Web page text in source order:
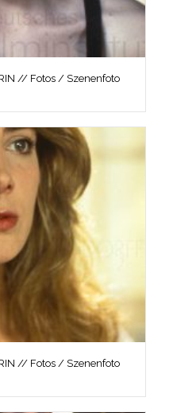
// Fotos / Szenenfoto
// Fotos / Szenenfoto